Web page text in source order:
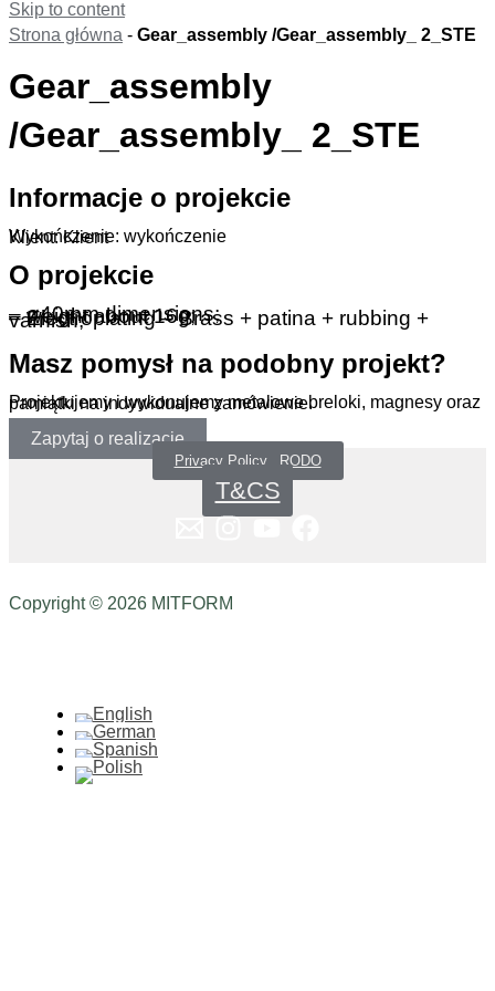
Skip to content
Strona główna - Gear_assembly /Gear_assembly_ 2_STE
Gear_assembly
/Gear_assembly_ 2_STE
Informacje o projekcie
Wykończenie: wykończenie
Klient: Klient
O projekcie
– ø40mm dimensions;
– weight about 16g;
– Electroplating – Brass + patina + rubbing + varnish;
Masz pomysł na podobny projekt?
Projektujemy i wykonujemy metalowe breloki, magnesy oraz pamiątki na indywidualne zamówienie.
Zapytaj o realizację
Privacy Policy _RODO
T&CS
Copyright © 2026 MITFORM